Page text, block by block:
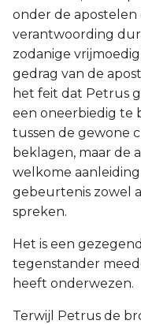
onder de
verantwoording
zodanige
gedrag van de
het feit dat Petrus
een oneerbiedig te
tussen de gewone
beklagen, maar de
welkome
gebeurtenis zowel
spreken.
Het is een
tegenstander
heeft onderwezen.
Terwijl Petrus de